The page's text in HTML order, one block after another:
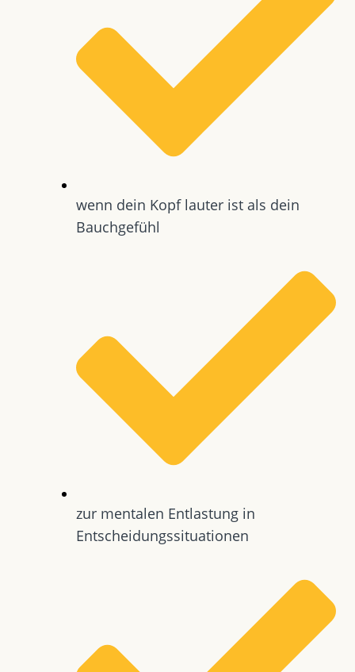
wenn dein Kopf lauter ist als dein
Bauchgefühl
zur mentalen Entlastung in
Entscheidungssituationen